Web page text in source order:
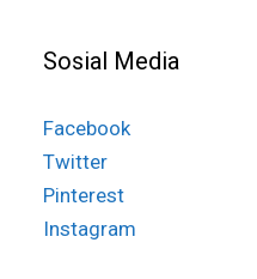
Sosial Media
Facebook
Twitter
Pinterest
Instagram